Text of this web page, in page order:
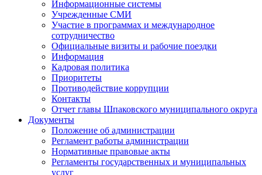
Информационные системы
Учрежденные СМИ
Участие в программах и международное
сотрудничество
Официальные визиты и рабочие поездки
Информация
Кадровая политика
Приоритеты
Противодействие коррупции
Контакты
Отчет главы Шпаковского муниципального округа
Документы
Положение об администрации
Регламент работы администрации
Нормативные правовые акты
Регламенты государственных и муниципальных
услуг